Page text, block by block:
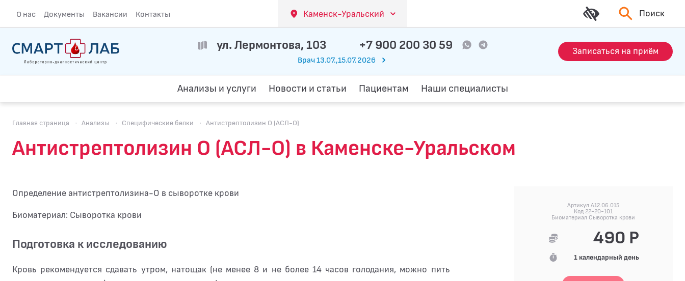
О нас Документы Вакансии Контакты Каменск-Уральский Поиск
ул. Лермонтова, 103 +7 900 200 30 59
Врач 13.07.,15.07.2026
Записаться на приём
Анализы и услуги Новости и статьи Пациентам Наши специалисты
Главная страница · Анализы · Специфические белки · Антистрептолизин О (АСЛ-О)
Антистрептолизин О (АСЛ-О) в Каменске-Уральском
Определение антистрептолизина-O в сыворотке крови
Биоматериал: Сыворотка крови
Подготовка к исследованию
Кровь рекомендуется сдавать утром, натощак (не менее 8 и не более 14 часов голодания, можно пить
Артикул A12.06.015
Код 22-20-101
Биоматериал Сыворотка крови
490 Р
1 календарный день